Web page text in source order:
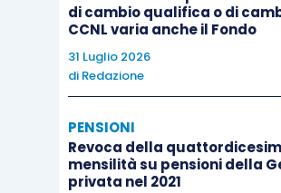
di cambio qualifica o di
CCNL varia anche il Fondo
31 Luglio 2026
di Redazione
PENSIONI
Revoca della
mensilità su pensioni della
privata nel 2021